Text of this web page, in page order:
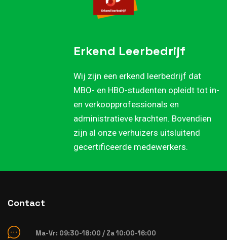
Erkend Leerbedrijf
Wij zijn een erkend leerbedrijf dat
MBO- en HBO-studenten opleidt tot in-
en verkoopprofessionals en
administratieve krachten. Bovendien
zijn al onze verhuizers uitsluitend
gecertificeerde medewerkers.
Contact
Ma-Vr: 09:30-18:00 / Za 10:00-16:00